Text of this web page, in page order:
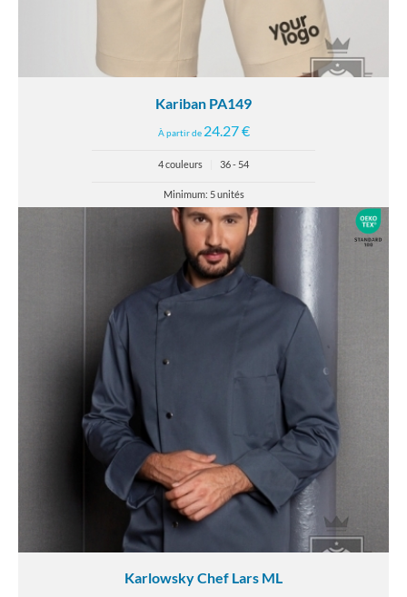
Kariban PA149
À partir de 24.27 €
4 couleurs 36 - 54
Minimum: 5 unités
Karlowsky Chef Lars ML